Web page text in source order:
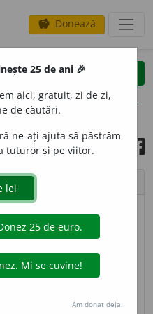
savings Donează
opțiuni
© imagine
șif., adj.(Înv.)
Limba osmană= limba
25 de ani 🎉
aici, gratuit, zi de zi,
de căutări.
ne-ați ajuta să păstrăm
tuturor și pe viitor.
Am donat deja.